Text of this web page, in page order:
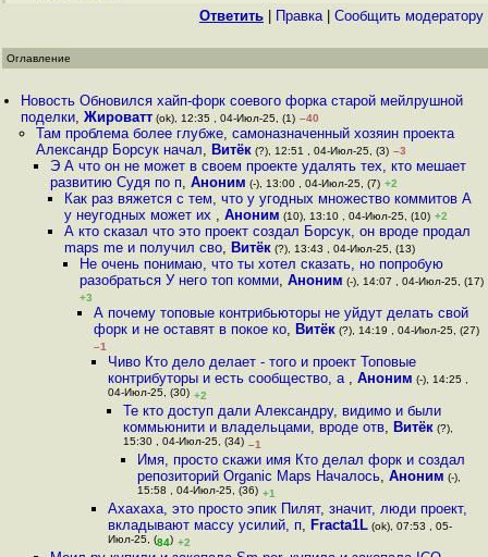
Ответить Правка| Cообщить модератору
Оглавление
Новость Обновился хайп-форк соевого форка старой мейлрушной
поделки,Жироватт (ok), 12:35 , 04-Июл-25, (1) –40
Там проблема более глубже, самоназначенный хозяин проекта
Александр Борсук начал, Витёк(?), 12:51 , 04-Июл-25, (3) –3
Э А что он не может в своем проекте удалять тех, кто мешает
развитию Судя по п, Аноним (-), 13:00 , 04-Июл-25, (7) +2
Как раз вяжется с тем, что у угодных множество коммитов А
у неугодных может их ,Аноним (10), 13:10 , 04-Июл-25, (10) +2
А кто сказал что это проект создал Борсук, он вроде продал
maps me и получил сво, Витёк (?), 13:43 , 04-Июл-25, (13)
Не очень понимаю, что ты хотел сказать, но попробую
разобраться У него топ комми, Аноним (-), 14:07 , 04-Июл-25, (17)
+3
А почему топовые контрибьюторы не уйдут делать свой
форк и не оставят в покое ко, Витёк(?), 14:19 , 04-Июл-25, (27)
–1
Чиво Кто дело делает - того и проект Топовые
контрибуторы и есть сообщество, а ,Аноним (-), 14:25 ,
04-Июл-25, (30) +2
Те кто доступ дали Александру, видимо и были
коммьюнити и владельцами, вроде отв, Витёк(?),
15:30 , 04-Июл-25, (34) –1
Имя, просто скажи имя Кто делал форк и создал
репозиторий Organic Maps Началось, Аноним (-),
15:58 , 04-Июл-25, (36) +1
Ахахаха, это просто эпик Пилят, значит, люди проект,
вкладывают массу усилий, п, Fracta1L (ok), 07:53 , 05-
Июл-25, (84) +2